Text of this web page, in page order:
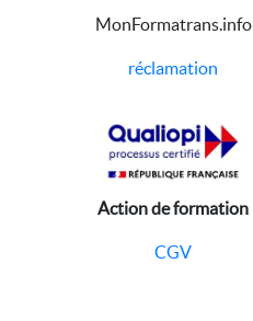
MonFormatrans.info
réclamation
Action de formation
CGV